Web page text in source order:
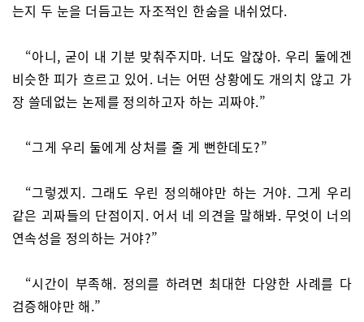
는지 두 눈을 더듬고는 자조적인 한숨을 내쉬었다.
“아니, 굳이 내 기분 맞춰주지마. 너도 알잖아. 우리 둘에겐
비슷한 피가 흐르고 있어. 너는 어떤 상황에도 개의치 않고 가
장 쓸데없는 논제를 정의하고자 하는 괴짜야.”
“그게 우리 둘에게 상처를 줄 게 뻔한데도?”
“그렇겠지. 그래도 우린 정의해야만 하는 거야. 그게 우리
같은 괴짜들의 단점이지. 어서 네 의견을 말해봐. 무엇이 너의
연속성을 정의하는 거야?”
“시간이 부족해. 정의를 하려면 최대한 다양한 사례를 다
검증해야만 해.”